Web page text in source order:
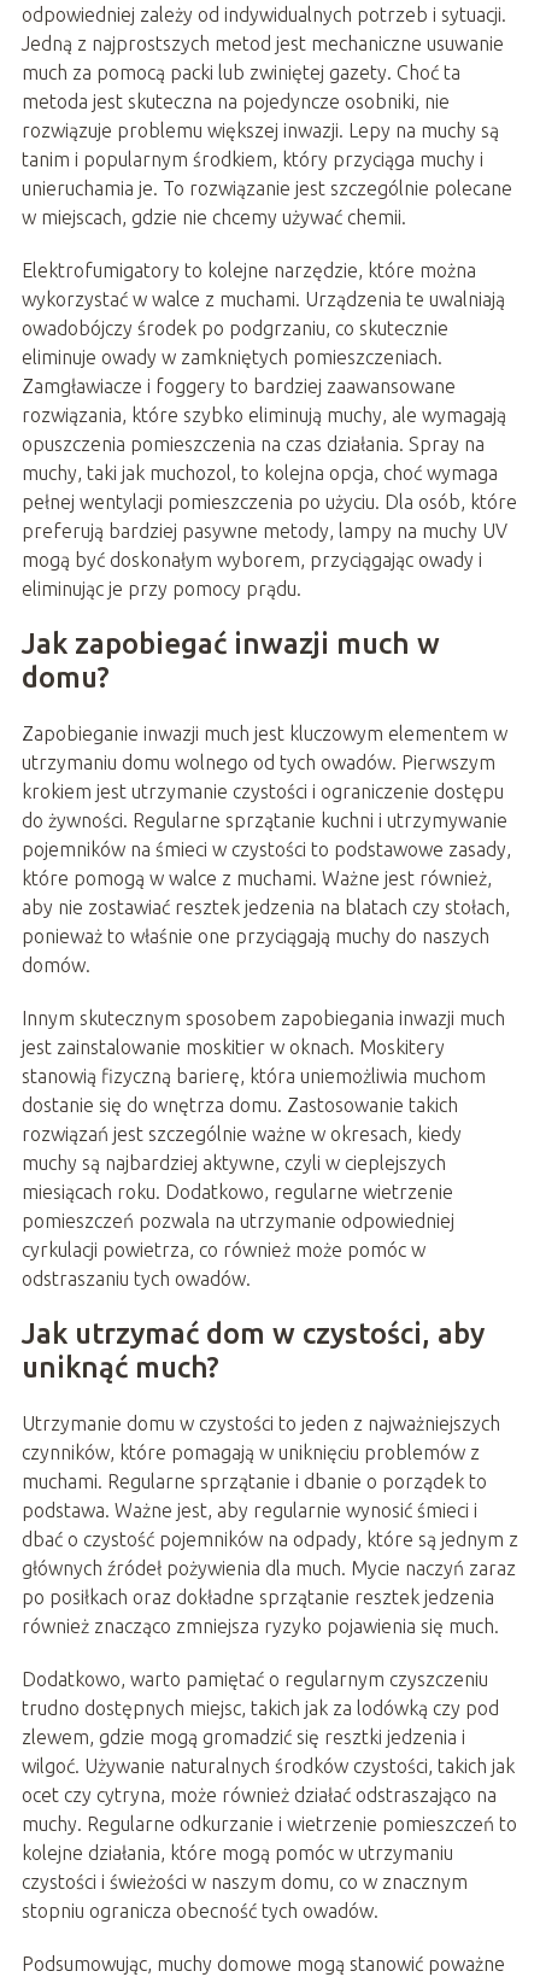
odpowiedniej zależy od indywidualnych potrzeb i sytuacji.
Jedną z najprostszych metod jest mechaniczne usuwanie
much za pomocą packi lub zwiniętej gazety. Choć ta
metoda jest skuteczna na pojedyncze osobniki, nie
rozwiązuje problemu większej inwazji. Lepy na muchy są
tanim i popularnym środkiem, który przyciąga muchy i
unieruchamia je. To rozwiązanie jest szczególnie polecane
w miejscach, gdzie nie chcemy używać chemii.
Elektrofumigatory to kolejne narzędzie, które można
wykorzystać w walce z muchami. Urządzenia te uwalniają
owadobójczy środek po podgrzaniu, co skutecznie
eliminuje owady w zamkniętych pomieszczeniach.
Zamgławiacze i foggery to bardziej zaawansowane
rozwiązania, które szybko eliminują muchy, ale wymagają
opuszczenia pomieszczenia na czas działania. Spray na
muchy, taki jak muchozol, to kolejna opcja, choć wymaga
pełnej wentylacji pomieszczenia po użyciu. Dla osób, które
preferują bardziej pasywne metody, lampy na muchy UV
mogą być doskonałym wyborem, przyciągając owady i
eliminując je przy pomocy prądu.
Jak zapobiegać inwazji much w
domu?
Zapobieganie inwazji much jest kluczowym elementem w
utrzymaniu domu wolnego od tych owadów. Pierwszym
krokiem jest utrzymanie czystości i ograniczenie dostępu
do żywności. Regularne sprzątanie kuchni i utrzymywanie
pojemników na śmieci w czystości to podstawowe zasady,
które pomogą w walce z muchami. Ważne jest również,
aby nie zostawiać resztek jedzenia na blatach czy stołach,
ponieważ to właśnie one przyciągają muchy do naszych
domów.
Innym skutecznym sposobem zapobiegania inwazji much
jest zainstalowanie moskitier w oknach. Moskitery
stanowią fizyczną barierę, która uniemożliwia muchom
dostanie się do wnętrza domu. Zastosowanie takich
rozwiązań jest szczególnie ważne w okresach, kiedy
muchy są najbardziej aktywne, czyli w cieplejszych
miesiącach roku. Dodatkowo, regularne wietrzenie
pomieszczeń pozwala na utrzymanie odpowiedniej
cyrkulacji powietrza, co również może pomóc w
odstraszaniu tych owadów.
Jak utrzymać dom w czystości, aby
uniknąć much?
Utrzymanie domu w czystości to jeden z najważniejszych
czynników, które pomagają w uniknięciu problemów z
muchami. Regularne sprzątanie i dbanie o porządek to
podstawa. Ważne jest, aby regularnie wynosić śmieci i
dbać o czystość pojemników na odpady, które są jednym z
głównych źródeł pożywienia dla much. Mycie naczyń zaraz
po posiłkach oraz dokładne sprzątanie resztek jedzenia
również znacząco zmniejsza ryzyko pojawienia się much.
Dodatkowo, warto pamiętać o regularnym czyszczeniu
trudno dostępnych miejsc, takich jak za lodówką czy pod
zlewem, gdzie mogą gromadzić się resztki jedzenia i
wilgoć. Używanie naturalnych środków czystości, takich jak
ocet czy cytryna, może również działać odstraszająco na
muchy. Regularne odkurzanie i wietrzenie pomieszczeń to
kolejne działania, które mogą pomóc w utrzymaniu
czystości i świeżości w naszym domu, co w znacznym
stopniu ogranicza obecność tych owadów.
Podsumowując, muchy domowe mogą stanowić poważne